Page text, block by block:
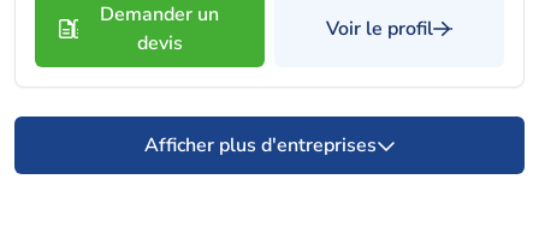
Demander un
devis
Voir le profil
Afficher plus d'entreprises